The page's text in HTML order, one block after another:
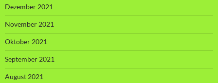
Dezember 2021
November 2021
Oktober 2021
September 2021
August 2021